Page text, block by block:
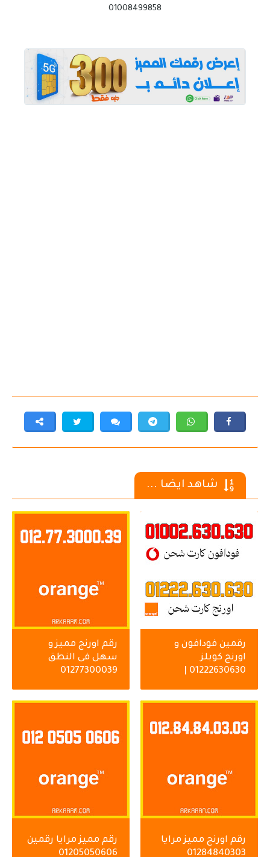
01008499858
شاهد ايضا ...
رقمين فودافون و
اورنج كوبلز
رقم اورنج مميز و
سهل فى النطق
01277300039
رقم اورنج مميز مرايا
01284840303
رقم مميز مرايا رقمين
01205050606